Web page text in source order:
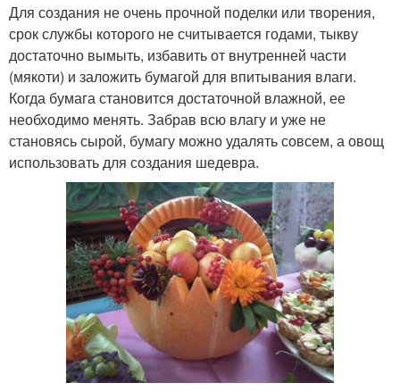
Для создания не очень прочной поделки или творения,
срок службы которого не считывается годами, тыкву
достаточно вымыть, избавить от внутренней части
(мякоти) и заложить бумагой для впитывания влаги.
Когда бумага становится достаточной влажной, ее
необходимо менять. Забрав всю влагу и уже не
становясь сырой, бумагу можно удалять совсем, а овощ
использовать для создания шедевра.